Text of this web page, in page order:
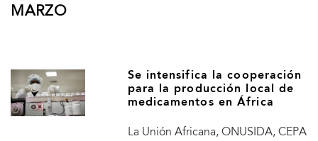
MARZO
Se intensifica la cooperación
para la producción local de
medicamentos en África
La Unión Africana, ONUSIDA, CEPA